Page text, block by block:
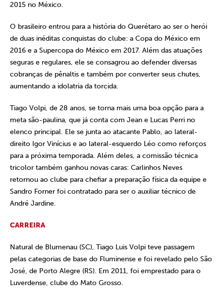
2015 no México.
O brasileiro entrou para a história do Querétaro ao ser o herói
de duas inéditas conquistas do clube: a Copa do México em
2016 e a Supercopa do México em 2017. Além das atuações
seguras e regulares, ele se consagrou ao defender diversas
cobranças de pênaltis e também por converter seus chutes,
aumentando a idolatria da torcida.
Tiago Volpi, de 28 anos, se torna mais uma boa opção para a
meta são-paulina, que já conta com Jean e Lucas Perri no
elenco principal. Ele se junta ao atacante Pablo, ao lateral-
direito Igor Vinícius e ao lateral-esquerdo Léo como reforços
para a próxima temporada. Além deles, a comissão técnica
tricolor também ganhou novas caras: Carlinhos Neves
retornou ao clube para chefiar a preparação física da equipe e
Sandro Forner foi contratado para ser o auxiliar técnico de
André Jardine.
CARREIRA
Natural de Blumenau (SC), Tiago Luis Volpi teve passagem
pelas categorias de base do Fluminense e foi revelado pelo São
José, de Porto Alegre (RS). Em 2011, foi emprestado para o
Luverdense, clube do Mato Grosso.